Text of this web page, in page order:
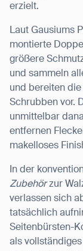
erzielt.
Laut Gausiums
montierte
größere
und sammeln
und bereiten
Schrubben vor.
unmittelbar
entfernen
makelloses
In der
Zubehörzur
verlassen sich
tatsächlich
Seitenbürsten-
als